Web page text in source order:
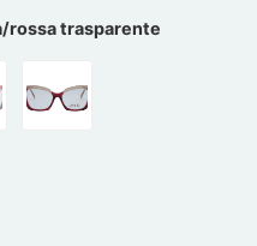
rossa trasparente